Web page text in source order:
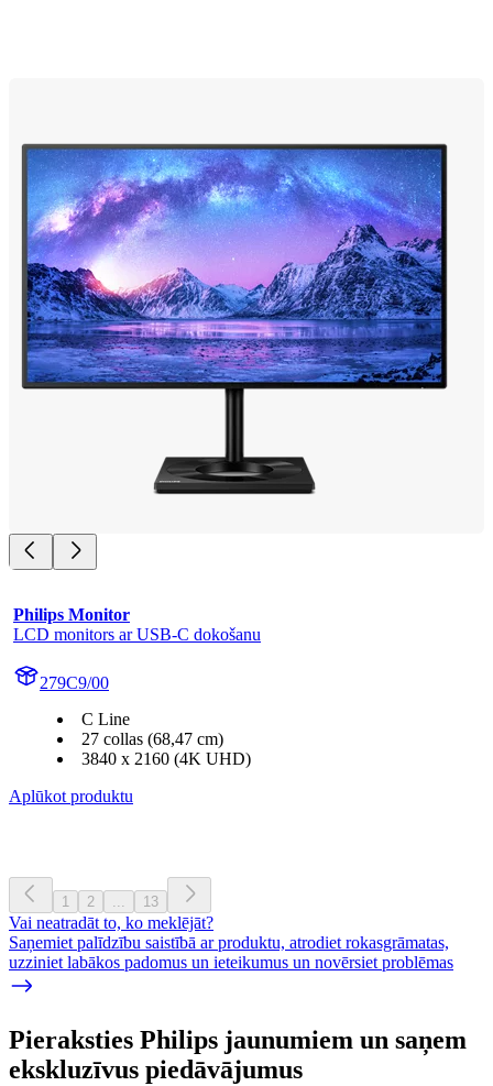
Philips Monitor
LCD monitors ar USB-C dokošanu
279C9/00
C Line
27 collas (68,47 cm)
3840 x 2160 (4K UHD)
Aplūkot produktu
1 2 ... 13
Vai neatradāt to, ko meklējāt?
Saņemiet palīdzību saistībā ar produktu, atrodiet rokasgrāmatas,
uzziniet labākos padomus un ieteikumus un novērsiet problēmas
Pieraksties Philips jaunumiem un saņem
ekskluzīvus piedāvājumus